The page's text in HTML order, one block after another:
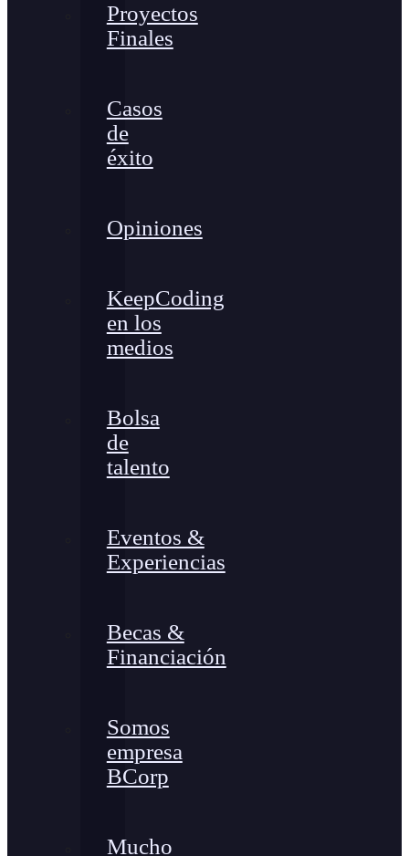
Proyectos
Finales
Casos
de
éxito
Opiniones
KeepCoding
en los
medios
Bolsa
de
talento
Eventos &
Experiencias
Becas &
Financiación
Somos
empresa
BCorp
Mucho